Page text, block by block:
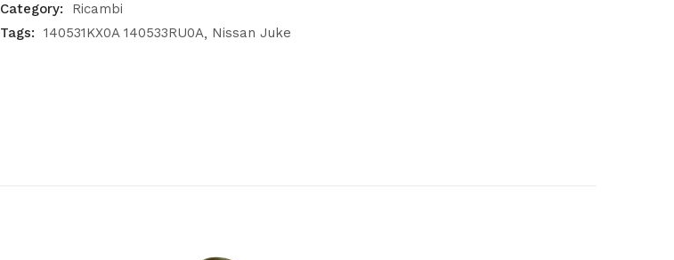
Category:
Ricambi
Tags:
140531KX0A 140533RU0A Nissan Juke